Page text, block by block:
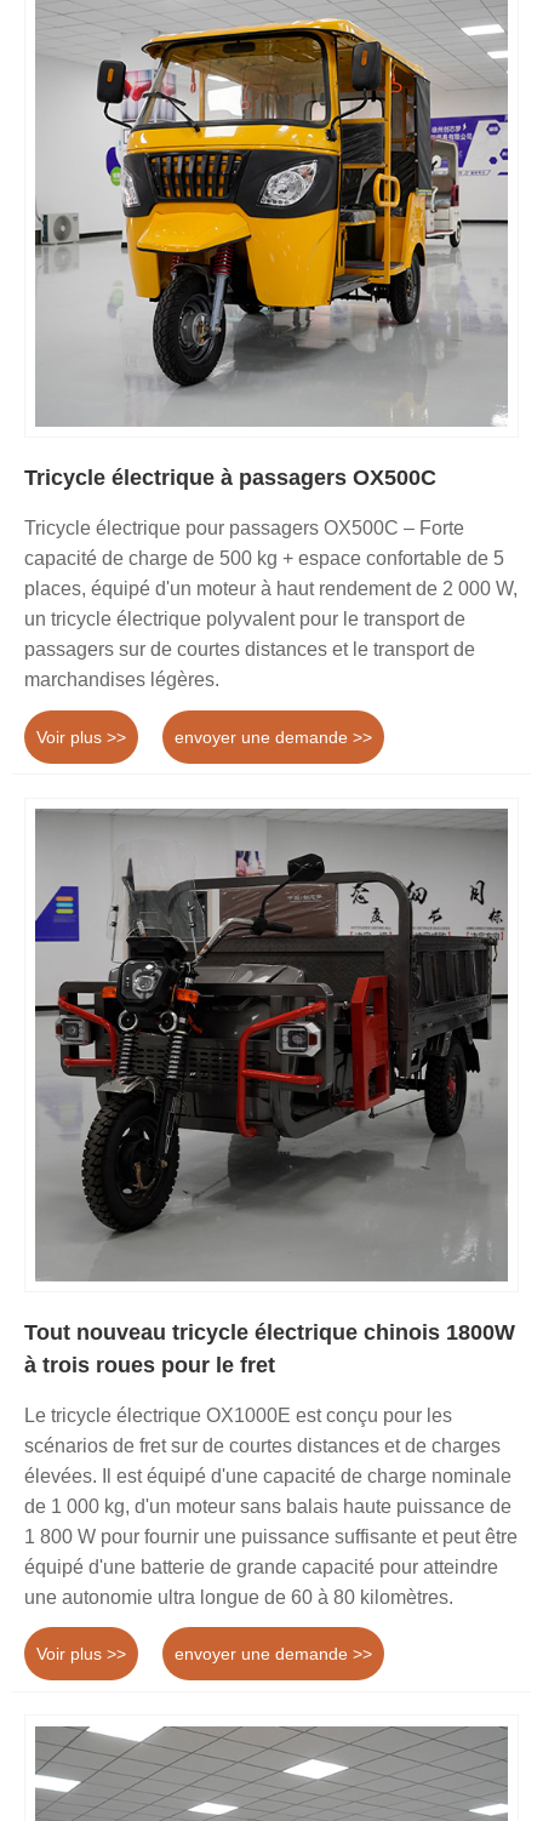
Tricycle électrique à passagers OX500C
Tricycle électrique pour passagers OX500C – Forte
capacité de charge de 500 kg + espace confortable de 5
places, équipé d'un moteur à haut rendement de 2 000 W,
un tricycle électrique polyvalent pour le transport de
passagers sur de courtes distances et le transport de
marchandises légères.
Voir plus >> envoyer une demande >>
Tout nouveau tricycle électrique chinois 1800W
à trois roues pour le fret
Le tricycle électrique OX1000E est conçu pour les
scénarios de fret sur de courtes distances et de charges
élevées. Il est équipé d'une capacité de charge nominale
de 1 000 kg, d'un moteur sans balais haute puissance de
1 800 W pour fournir une puissance suffisante et peut être
équipé d'une batterie de grande capacité pour atteindre
une autonomie ultra longue de 60 à 80 kilomètres.
Voir plus >> envoyer une demande >>